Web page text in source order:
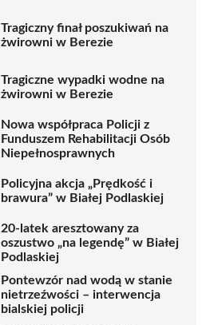
Tragiczny finał poszukiwań na
żwirowni w Berezie
Tragiczne wypadki wodne na
żwirowni w Berezie
Nowa współpraca Policji z
Funduszem Rehabilitacji Osób
Niepełnosprawnych
Policyjna akcja „Prędkość i
brawura” w Białej Podlaskiej
20-latek aresztowany za
oszustwo „na legendę” w Białej
Podlaskiej
Pontewzór nad wodą w stanie
nietrzeźwości – interwencja
bialskiej policji